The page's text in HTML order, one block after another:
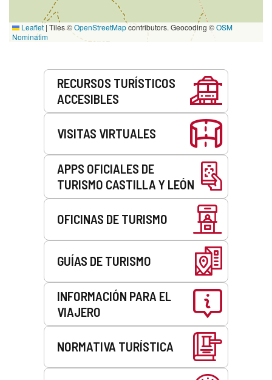
Leaflet | Tiles ©OpenStreetMapcontributors. Geocoding ©OSM
Nominatim
RECURSOS TURÍSTICOS
ACCESIBLES
VISITAS VIRTUALES
APPS OFICIALES DE
TURISMO CASTILLA Y LEÓN
OFICINAS DE TURISMO
GUÍAS DE TURISMO
INFORMACIÓN PARA EL
VIAJERO
NORMATIVA TURÍSTICA